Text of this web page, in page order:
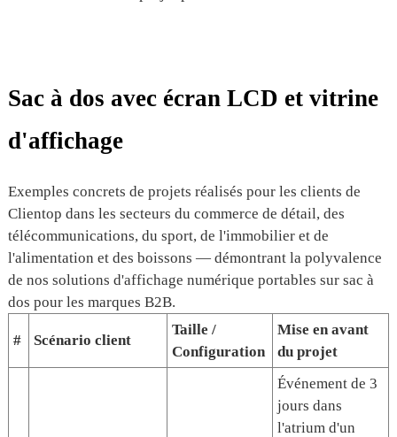
Sac à dos avec écran LCD et vitrine
d'affichage
Exemples concrets de projets réalisés pour les clients de
Clientop dans les secteurs du commerce de détail, des
télécommunications, du sport, de l'immobilier et de
l'alimentation et des boissons — démontrant la polyvalence
de nos solutions d'affichage numérique portables sur sac à
dos pour les marques B2B.
# Scénario client
Taille /
Configuration
Mise en avant
du projet
Événement de 3
jours dans
l'atrium d'un